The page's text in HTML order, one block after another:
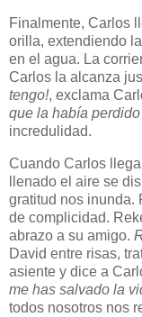
Finalmente, Carlos
orilla, extendiendo
en el agua. La
Carlos la alcanza
tengo!, exclama
que la había
incredulidad.
Cuando Carlos
llenado el aire se
gratitud nos inunda.
de complicidad.
abrazo a su amigo.
David entre risas,
asiente y dice a
me has salvado la
todos nosotros nos